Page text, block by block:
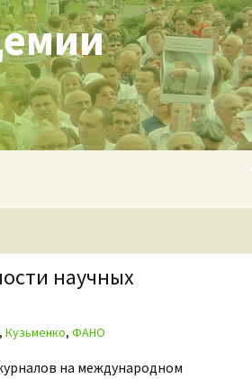
научных
, Кузьменко, ФАНО
на международном